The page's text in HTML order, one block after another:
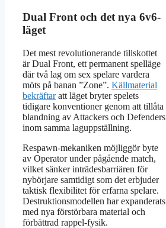
Dual Front och det nya 6v6-
läget
Det mest revolutionerande tillskottet
är Dual Front, ett permanent spelläge
där två lag om sex spelare vardera
möts på banan ”Zone”. Källmaterial
bekräftaratt läget bryter spelets
tidigare konventioner genom att tillåta
blandning av Attackers och Defenders
inom samma laguppställning.
Respawn-mekaniken möjliggör byte
av Operator under pågående match,
vilket sänker inträdesbarriären för
nybörjare samtidigt som det erbjuder
taktisk flexibilitet för erfarna spelare.
Destruktionsmodellen har expanderats
med nya förstörbara material och
förbättrad rappel-fysik.